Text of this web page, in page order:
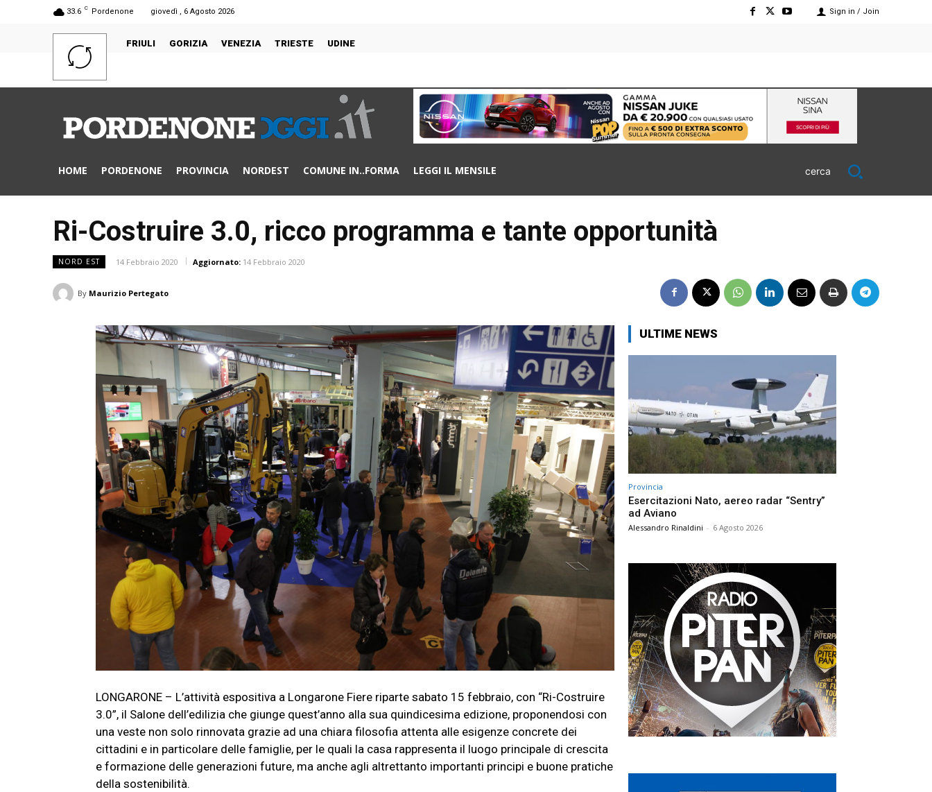
33.6 C Pordenone giovedì , 6 Agosto 2026 Sign in / Join
FRIULI GORIZIA VENEZIA TRIESTE UDINE
HOME PORDENONE PROVINCIA NORDEST COMUNE IN..FORMA LEGGI IL MENSILE cerca
Ri-Costruire 3.0, ricco programma e tante opportunità
NORD EST 14 Febbraio 2020 Aggiornato: 14 Febbraio 2020
By Maurizio Pertegato
LONGARONE – L’attività espositiva a Longarone Fiere riparte sabato 15 febbraio, con “Ri-Costruire
3.0”, il Salone dell’edilizia che giunge quest’anno alla sua quindicesima edizione, proponendosi con
una veste non solo rinnovata grazie ad una chiara filosofia attenta alle esigenze concrete dei
cittadini e in particolare delle famiglie, per le quali la casa rappresenta il luogo principale di crescita
e formazione delle generazioni future, ma anche agli altrettanto importanti principi e buone pratiche
della sostenibilità.
ULTIME NEWS
Provincia
Esercitazioni Nato, aereo radar “Sentry”
ad Aviano
Alessandro Rinaldini - 6 Agosto 2026